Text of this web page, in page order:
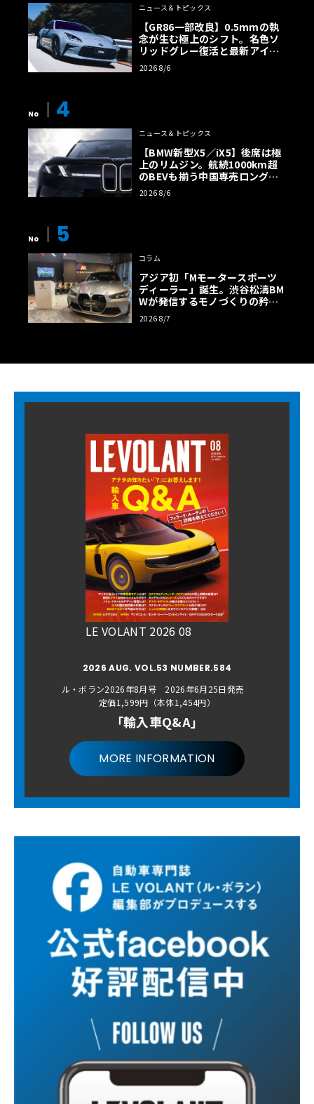
ニュース＆トピックス
【GR86一部改良】0.5mmの執
念が生む極上のシフト。名色ソ
リッドグレー復活と最新アイサ
イトでFRの極みへ
2026 8/6
No 4
ニュース＆トピックス
【BMW新型X5／iX5】後席は極
上のリムジン。航続1000km超
のBEVも揃う中国専売ロング仕
様の全貌
2026 8/6
No 5
コラム
アジア初「Mモータースポーツ
ディーラー」誕生。渋谷松濤BM
Wが発信するモノづくりの矜持
【木下隆之コラム】
2026 8/7
LE VOLANT 2026 08
2026 AUG. VOL.53 NUMBER.584
ル・ボラン2026年8月号 2026年6月25日発売
定価1,599円（本体1,454円）
「輸入車Q&A」
MORE INFORMATION